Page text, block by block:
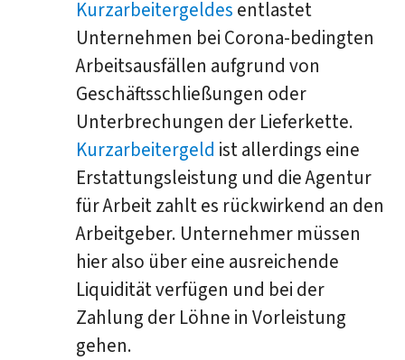
Kurzarbeitergeldes entlastet
Unternehmen bei Corona-bedingten
Arbeitsausfällen aufgrund von
Geschäftsschließungen oder
Unterbrechungen der Lieferkette.
Kurzarbeitergeld ist allerdings eine
Erstattungsleistung und die Agentur
für Arbeit zahlt es rückwirkend an den
Arbeitgeber. Unternehmer müssen
hier also über eine ausreichende
Liquidität verfügen und bei der
Zahlung der Löhne in Vorleistung
gehen.